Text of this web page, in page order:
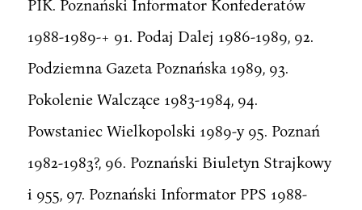
PIK. Poznański Informator Konfederatów
1988-1989-+ 91. Podaj Dalej 1986-1989, 92.
Podziemna Gazeta Poznańska 1989, 93.
Pokolenie Walczące 1983-1984, 94.
Powstaniec Wielkopolski 1989-y 95. Poznań
1982-1983?, 96. Poznański Biuletyn Strajkowy
i 955, 97. Poznański Informator PPS 1988-